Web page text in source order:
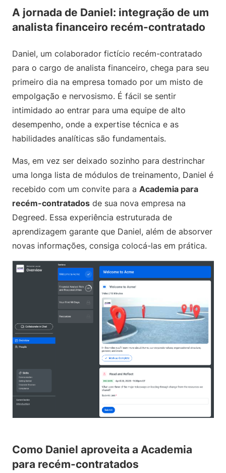
A jornada de Daniel: integração de um
analista financeiro recém-contratado
Daniel, um colaborador fictício recém-contratado
para o cargo de analista financeiro, chega para seu
primeiro dia na empresa tomado por um misto de
empolgação e nervosismo. É fácil se sentir
intimidado ao entrar para uma equipe de alto
desempenho, onde a expertise técnica e as
habilidades analíticas são fundamentais.
Mas, em vez ser deixado sozinho para destrinchar
uma longa lista de módulos de treinamento, Daniel é
recebido com um convite para a Academia para
recém-contratados de sua nova empresa na
Degreed. Essa experiência estruturada de
aprendizagem garante que Daniel, além de absorver
novas informações, consiga colocá-las em prática.
Como Daniel aproveita a Academia
para recém-contratados